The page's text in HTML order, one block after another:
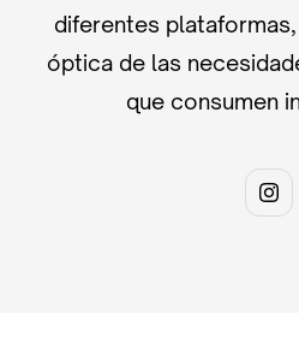
diferentes
óptica de las
que consumen